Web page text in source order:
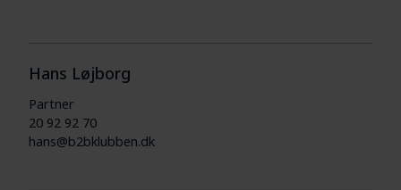
Hans Løjborg
Partner
20 92 92 70
hans@b2bklubben.dk